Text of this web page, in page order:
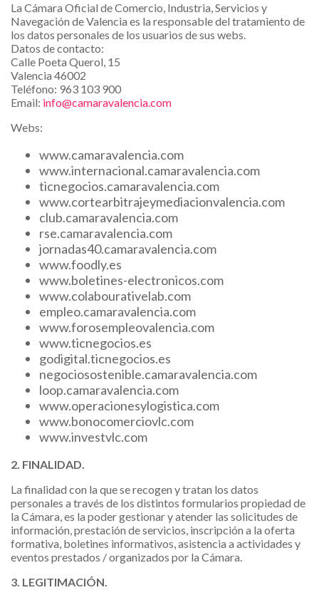
La Cámara Oficial de Comercio, Industria, Servicios y
Navegación de Valencia es la responsable del tratamiento de
los datos personales de los usuarios de sus webs.
Datos de contacto:
Calle Poeta Querol, 15
Valencia 46002
Teléfono: 963 103 900
Email: info@camaravalencia.com
Webs:
www.camaravalencia.com
www.internacional.camaravalencia.com
ticnegocios.camaravalencia.com
www.cortearbitrajeymediacionvalencia.com
club.camaravalencia.com
rse.camaravalencia.com
jornadas40.camaravalencia.com
www.foodly.es
www.boletines-electronicos.com
​www.colabourativelab.com
empleo.camaravalencia.com
www.forosempleovalencia.com
www.ticnegocios.es
godigital.ticnegocios.es
negociosostenible.camaravalencia.com
loop.camaravalencia.com
www.operacionesylogistica.com
www.bonocomerciovlc.com
www.investvlc.com
2. FINALIDAD.
La finalidad con la que se recogen y tratan los datos
personales a través de los distintos formularios propiedad de
la Cámara, es la poder gestionar y atender las solicitudes de
información, prestación de servicios, inscripción a la oferta
formativa, boletines informativos, asistencia a actividades y
eventos prestados / organizados por la Cámara.
3. LEGITIMACIÓN.